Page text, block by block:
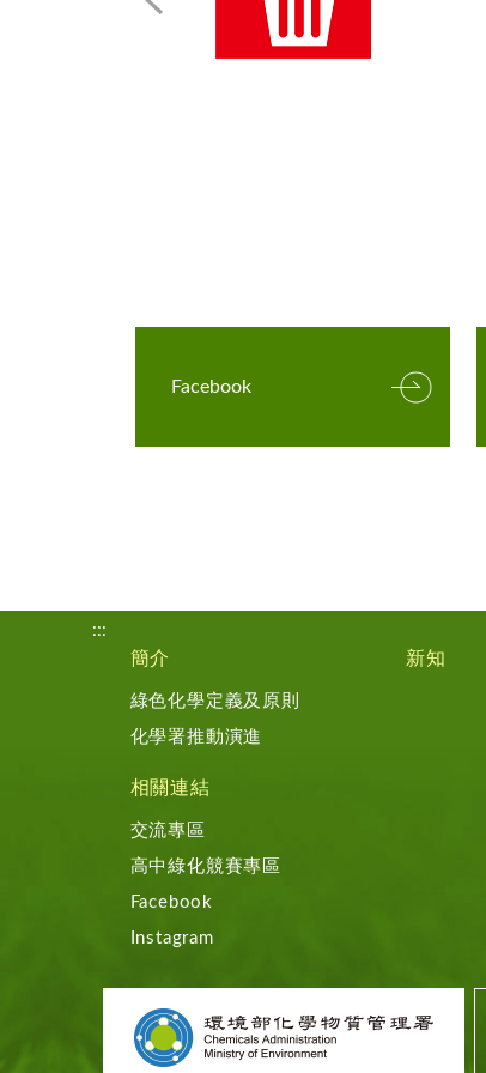
Facebook
:::
簡介
綠色化學定義及原則
化學署推動演進
新知
相關連結
交流專區
高中綠化競賽專區
Facebook
Instagram